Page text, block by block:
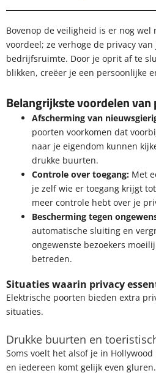
Bovenop de veiligheid is er nog
voordeel; ze verhoge de privacy
bedrijfsruimte. Door je oprit af te
blikken, creëer je een persoonlijke
Belangrijkste voordelen van
Afscherming van
poorten voorkomen dat
naar je eigendom kunnen
drukke buurten.
Controle over toegang: Met
je zelf wie er toegang krijgt
meer controle hebt over je
Bescherming tegen
automatische sluiting en
ongewenste bezoekers
betreden.
Situaties waarin privacy
Elektrische poorten bieden extra
situaties.
Drukke buurten en
Soms voelt het alsof je in
en iedereen komt gelijk even